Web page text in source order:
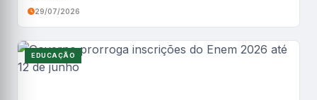
29/07/2026
EDUCAÇÃO